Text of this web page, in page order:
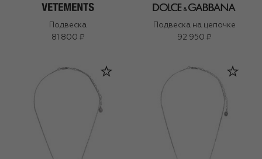
Подвеска
81 800 ₽
Подвеска на цепочке
92 950 ₽